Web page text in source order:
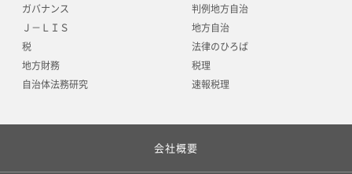
ガバナンス
Ｊ－ＬＩＳ
税
地方財務
自治体法務研究
判例地方自治
地方自治
法律のひろば
税理
速報税理
会社概要